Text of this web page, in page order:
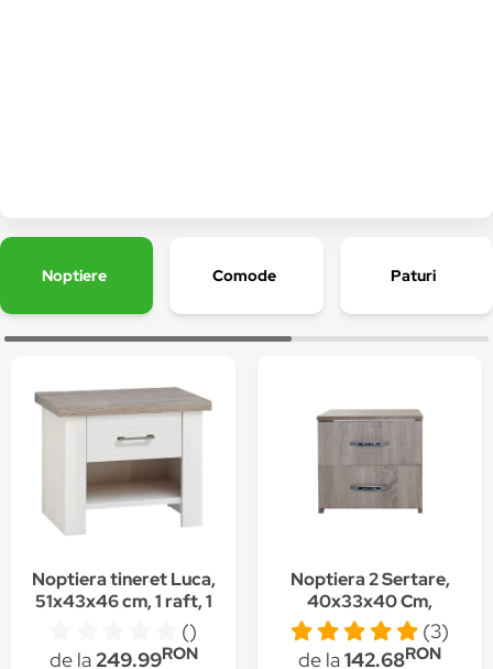
Noptiere Comode Paturi
Noptiera tineret Luca,
51x43x46 cm, 1 raft, 1
sertar, culoare Pin Alb,
()
de la249.99RON
Noptiera 2 Sertare,
40x33x40 Cm,
Culoare Sonoma, Pal
16 Mm
(3)
de la142.68RON